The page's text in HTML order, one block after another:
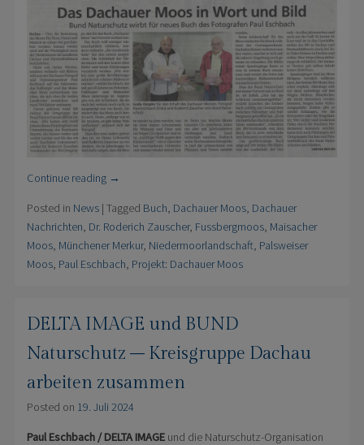
Continue reading →
Posted in News | Tagged Buch, Dachauer Moos, Dachauer
Nachrichten, Dr. Roderich Zauscher, Fussbergmoos, Maisacher
Moos, Münchener Merkur, Niedermoorlandschaft, Palsweiser
Moos, Paul Eschbach, Projekt: Dachauer Moos
DELTA IMAGE und BUND
Naturschutz – Kreisgruppe Dachau
arbeiten zusammen
Posted on 19. Juli 2024
Paul Eschbach / DELTA IMAGEund die Naturschutz-Organisation